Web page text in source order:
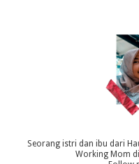
Seorang istri dan ibu dari
Working Mom